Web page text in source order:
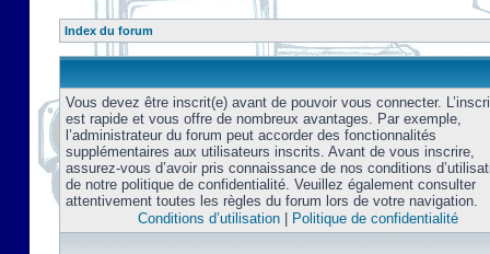
Index du forum
Vous devez être inscrit(e) avant de pouvoir vous connecter.
est rapide et vous offre de nombreux avantages. Par exemple,
l’administrateur du forum peut accorder des fonctionnalités
supplémentaires aux utilisateurs inscrits. Avant de vous inscrire,
assurez-vous d’avoir pris connaissance de nos conditions
de notre politique de confidentialité. Veuillez également consulter
attentivement toutes les règles du forum lors de votre navigation.
Conditions d’utilisation| Politique de confidentialité